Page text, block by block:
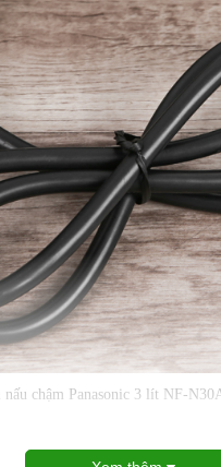
chậm Panasonic 3 lít NF-